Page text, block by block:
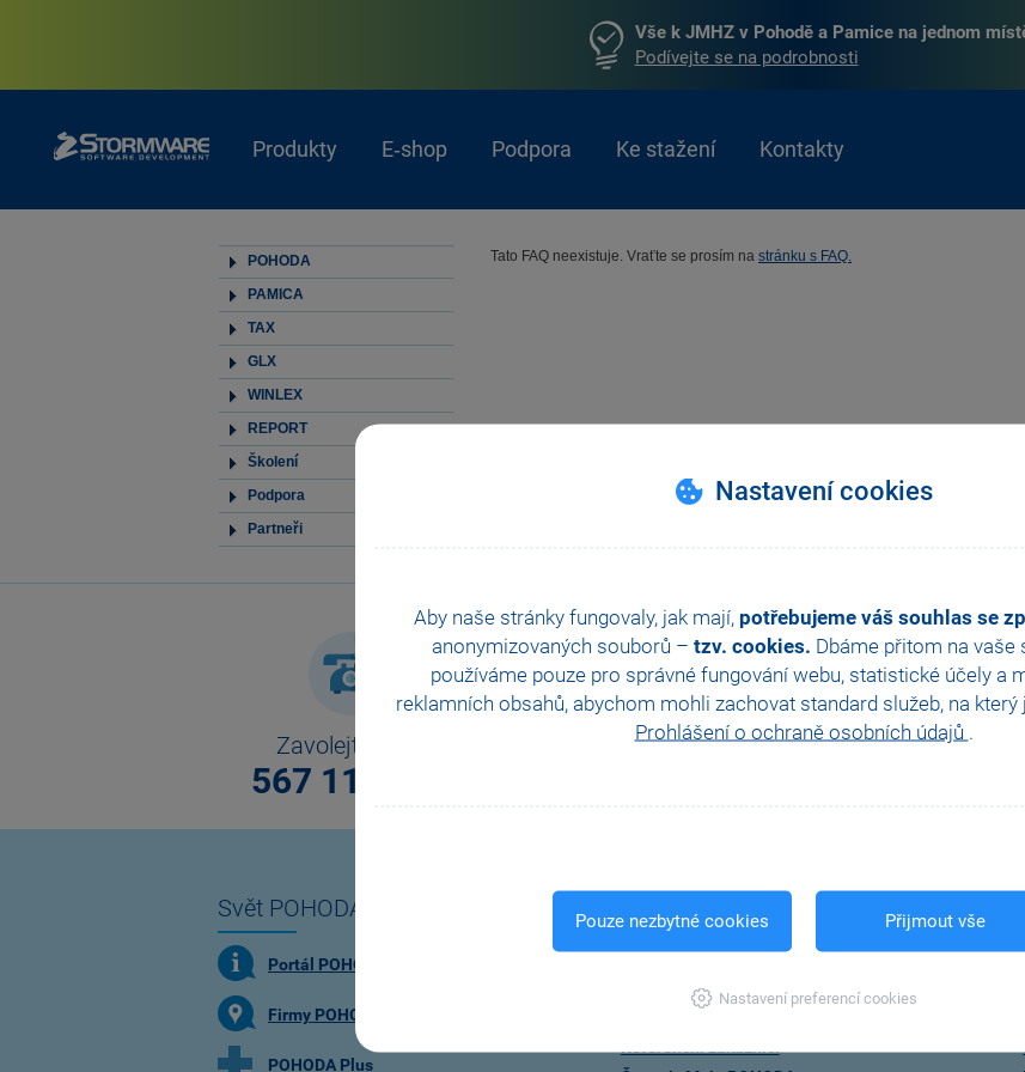
Nastavení cookies
Aby naše stránky fungovaly, jak mají, potřebujeme váš souhlas se
anonymizovaných souborů – tzv. cookies. Dbáme přitom na vaše
používáme pouze pro správné fungování webu, statistické účely a
reklamních obsahů, abychom mohli zachovat standard služeb, na který
Prohlášení o ochraně osobních údajů .
Pouze nezbytné cookies Přijmout vše
Nastavení preferencí cookies
Vše k JMHZ v Pohodě a Pamice na jednom
Podívejte se na podrobnosti
Produkty E‑shop Podpora Ke stažení Kontakty
POHODA
PAMICA
TAX
GLX
WINLEX
REPORT
Školení
Podpora
Partneři
Tato FAQ neexistuje. Vraťte se prosím na stránku s FAQ.
Zavolejte nám
567 112 611
Zákaznická Online
Svět POHODA
Portál POHODA
Firmy POHODA
POHODA Plus
STORMWARE
O společnosti